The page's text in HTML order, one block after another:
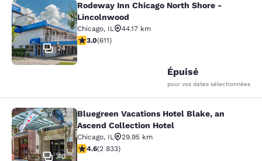
Rodeway Inn Chicago North Shore
24
Rodeway Inn Chicago North Shore -
Lincolnwood
Chicago, IL
44.17 km
2.98 étoiles. Moyen. 611 commentaires
3.0(611)
Épuisé
pour vos dates sélectionnées
Bluegreen Vacations Hotel Blake,
40
Bluegreen Vacations Hotel Blake, an
Ascend Collection Hotel
Chicago, IL
29.95 km
4.59 étoiles. Excellent. 2833 commentaires
4.6(2 833)